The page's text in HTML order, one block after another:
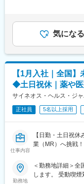
年代のMRの方が
■中途入社社員の年
・入社3年目（
当）
・入社5年目（MR
当）
変更の範囲：会社
■夜勤なし！日勤
スの両立が叶う！
■明確な評価制度
年収に反映されま
や四半期一時金な
努力がきちんと報
《丁寧な研修・支
入社後は2カ月間
てご応募くださ
また、配属後も
様々な研修をご用
《あなたの想い
制！》
動・四半期一時
だし支給条件有
勤務10万円…）ご
り、選考を通じて
当を含めた表記で
気になる
【1月入社｜全国
◆土日祝休｜薬や
サイネオス・ヘルス・ジ
正社員 5名以上採用
仕事内容
【日勤・土日祝
業（MR）へ挑戦
《資格と想いがあ
「誰かのためにな
したい」という想
勤務地
＜勤務地詳細＞全
します。 受動喫煙